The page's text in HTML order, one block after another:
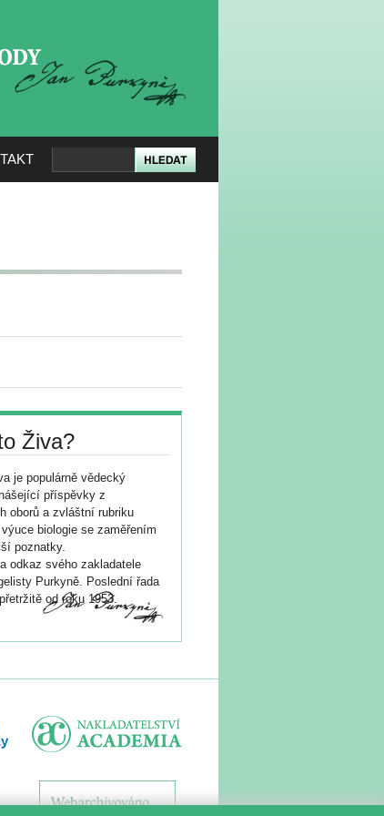
Živa?
je populárně vědecký
příspěvky z
oborů a zvláštní rubriku
biologie se zaměřením
poznatky.
odkaz svého zakladatele
Purkyně. Poslední řada
od roku 1953.